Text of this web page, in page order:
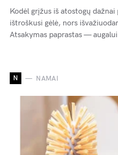
Kodėl grįžus iš atostogų
ištroškusi gėlė, nors
Atsakymas paprastas —
N NAMAI